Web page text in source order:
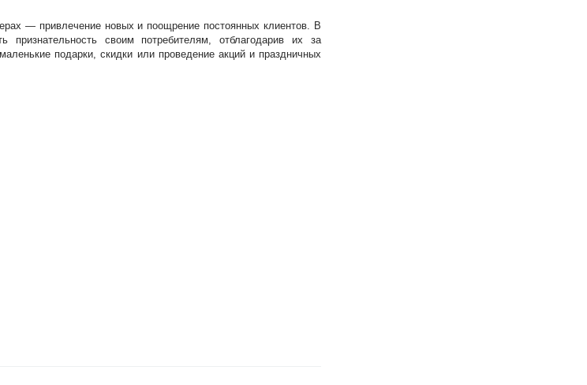
— привлечение новых и поощрение постоянных клиентов. В
своим потребителям, отблагодарив их за
подарки, скидки или проведение акций и праздничных